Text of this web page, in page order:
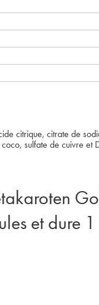
citrique, citrate de
sulfate de cuivre et
et dure 1